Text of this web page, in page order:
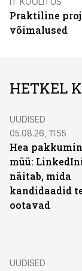
Praktiline
võimalused
HETKEL
UUDISED
05.08.26, 11:55
Hea
müü:
näitab, mida
kandidaadid
ootavad
UUDISED